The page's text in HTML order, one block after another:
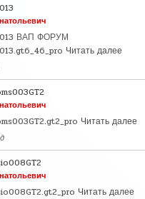
ВАП ФОРУМ
Читать далее
Читать далее
Читать далее